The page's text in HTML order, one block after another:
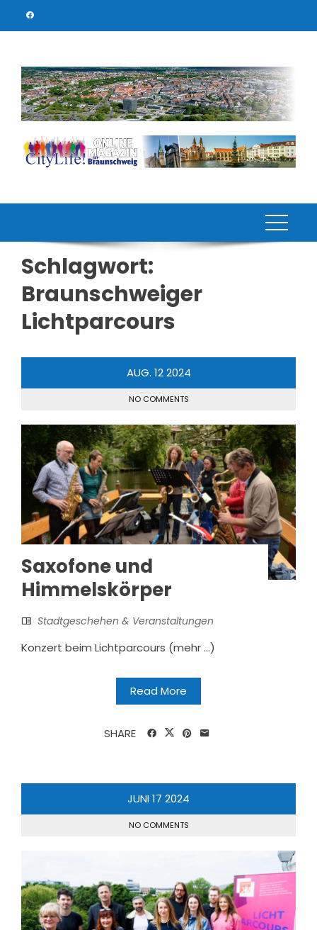
Schlagwort:
Braunschweiger
Lichtparcours
AUG. 12 2024
NO COMMENTS
Saxofone und
Himmelskörper
Stadtgeschehen & Veranstaltungen
Konzert beim Lichtparcours (mehr …)
Read More
SHARE
JUNI17 2024
NO COMMENTS